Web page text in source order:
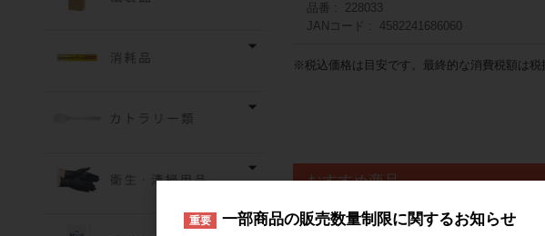
品番
228033
JANコード
4582241686060
※税込価格は目安です。最終的な消費税額は税
おすすめ商品
重要 一部商品の販売数量制限に関するお知らせ